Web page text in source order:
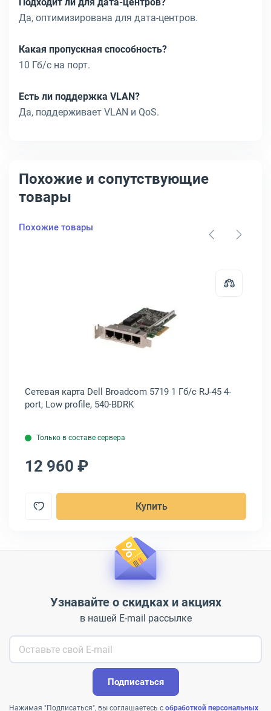
Да, оптимизирована для дата-центров.
Какая пропускная способность?
10 Гб/с на порт.
Есть ли поддержка VLAN?
Да, поддерживает VLAN и QoS.
Похожие и сопутствующие
товары
Похожие товары
SILICOM PE325G2I71 Intel XXV710-AM2 25 Гб/с SFP28 2-port,
Открыть товар: Сетевая карта
Сетевая карта Dell Broadcom 5719 1 Гб/с RJ-45 4-
port, Low profile, 540-BDRK
Только в составе сервера
12 960 ₽
Купить
Узнавайте о скидках и акциях
в нашей E-mail рассылке
Подписаться
Нажимая "Подписаться", вы соглашаетесь с обработкой персональных